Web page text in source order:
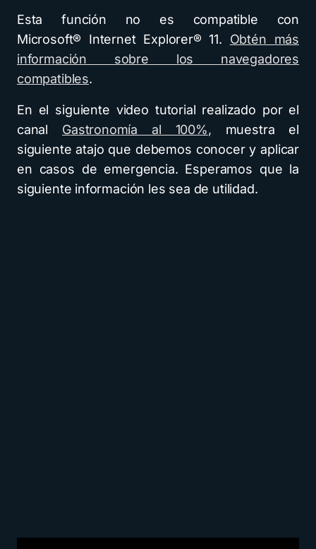
Esta función no es compatible con
Microsoft® Internet Explorer® 11. Obtén más
información sobre los navegadores
compatibles.
En el siguiente video tutorial realizado por el
canal Gastronomía al 100%, muestra el
siguiente atajo que debemos conocer y aplicar
en casos de emergencia. Esperamos que la
siguiente información les sea de utilidad.